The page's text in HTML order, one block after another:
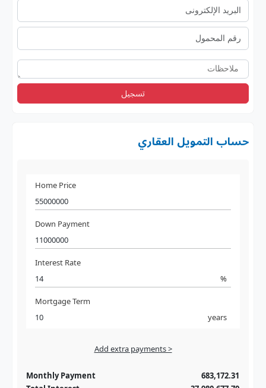
تسجيل
حساب التمويل العقاري
Home Price
Down Payment
Interest Rate
%
Mortgage Term
years
Add extra payments >
Monthly Payment
683,172.31